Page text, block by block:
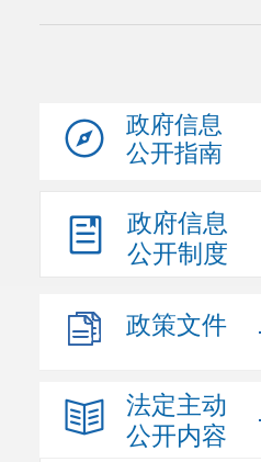
政府信息
公开指南
政府信息
公开制度
政策文件
法定主动
公开内容